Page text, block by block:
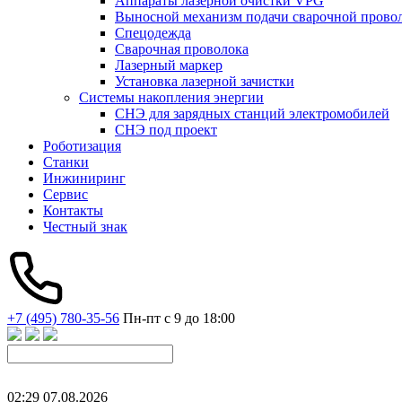
Выносной механизм подачи сварочной
Спецодежда
Сварочная проволока
Лазерный маркер
Установка лазерной зачистки
Системы накопления энергии
СНЭ для зарядных станций электромобилей
СНЭ под проект
Роботизация
Станки
Инжиниринг
Сервис
Контакты
Честный знак
+7 (495) 780-35-56 Пн-пт с 9 до 18:00
02:29 07.08.2026